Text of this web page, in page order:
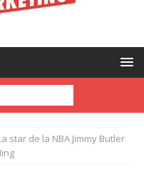
star de la NBA Jimmy Butler